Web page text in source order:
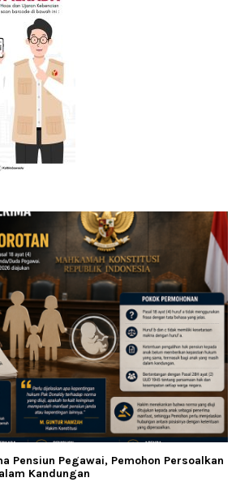
Pensiun Pegawai, Pemohon Persoalkan
Kandungan